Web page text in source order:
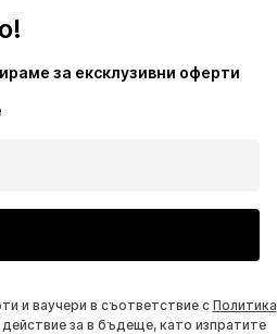
за ексклузивни оферти
и ваучери в съответствие с Политика
за в бъдеще, като изпратите